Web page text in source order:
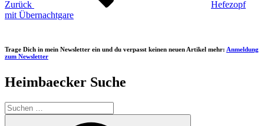
Zurück
Hefezopf
mit Übernachtgare
Trage Dich in mein Newsletter ein und du verpasst keinen neuen Artikel mehr: Anmeldung
zum Newsletter
Heimbaecker Suche
Suchen
nach: